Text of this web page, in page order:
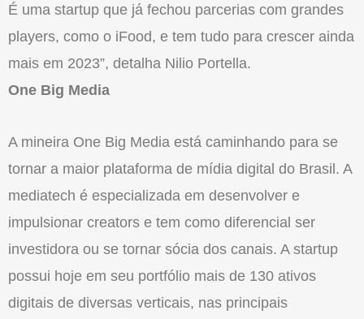
É uma startup que já fechou parcerias com grandes
players, como o iFood, e tem tudo para crescer ainda
mais em 2023”, detalha Nilio Portella.
One Big Media
A mineira One Big Media está caminhando para se
tornar a maior plataforma de mídia digital do Brasil. A
mediatech é especializada em desenvolver e
impulsionar creators e tem como diferencial ser
investidora ou se tornar sócia dos canais. A startup
possui hoje em seu portfólio mais de 130 ativos
digitais de diversas verticais, nas principais